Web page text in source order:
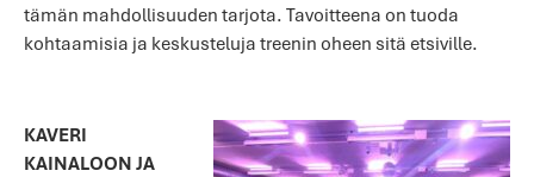
tämän mahdollisuuden tarjota. Tavoitteena on tuoda
kohtaamisia ja keskusteluja treenin oheen sitä etsiville.
KAVERI
KAINALOON JA